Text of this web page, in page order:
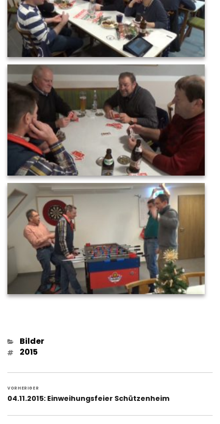
Kategorien
Bilder
Schlagwörter
2015
VORHERIGER
Vorheriger
04.11.2015: Einweihungsfeier Schützenheim